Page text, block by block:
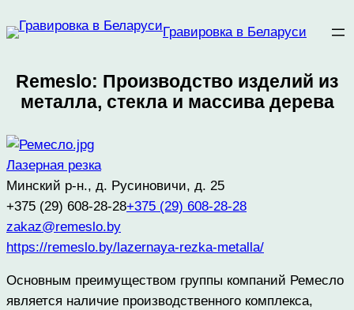
к
Гравировка в Беларуси
Remeslo: Производство изделий из
металла, стекла и массива дерева
Лазерная резка
Минский р-н., д. Русиновичи, д. 25
+375 (29) 608-28-28+375 (29) 608-28-28
zakaz@remeslo.by
https://remeslo.by/lazernaya-rezka-metalla/
Основным преимуществом группы компаний Ремесло
является наличие производственного комплекса,